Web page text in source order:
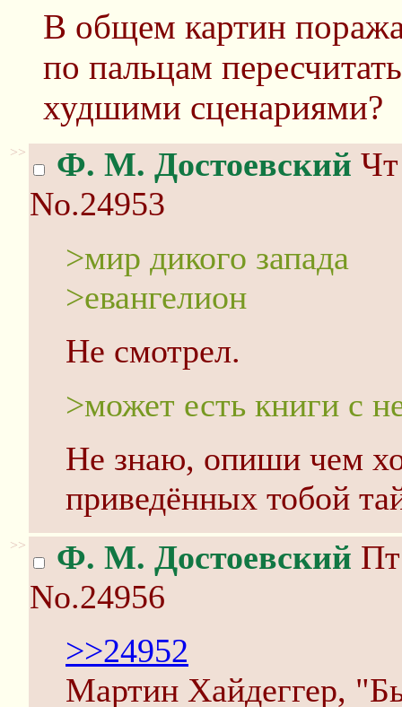
В общем картин
по пальцам
худшими сценариями?
>> Ф. М. Достоевский
No.24953
>мир дикого запада
>евангелион
Не смотрел.
>может есть книги с
Не знаю, опиши чем
приведённых тобой
>> Ф. М. Достоевский
No.24956
>>24952
Мартин Хайдеггер,